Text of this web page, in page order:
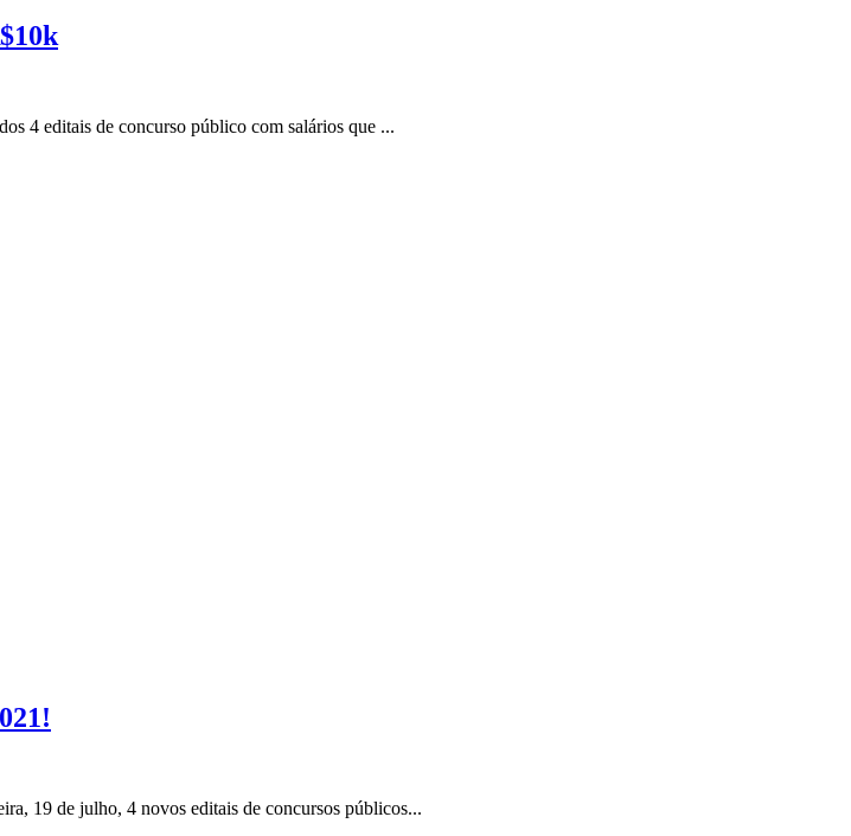
4 editais de concurso público com salários que ...
19 de julho, 4 novos editais de concursos públicos...